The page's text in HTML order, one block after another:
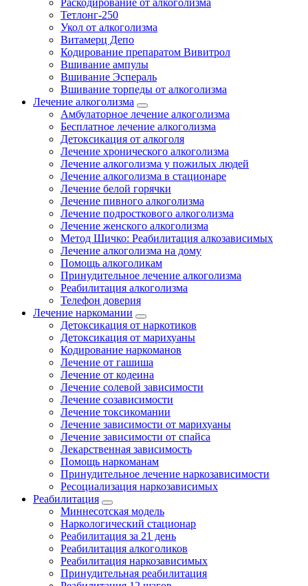
Раскодирование от алкоголизма
Тетлонг-250
Укол от алкоголизма
Витамерц Депо
Кодирование препаратом Вивитрол
Вшивание ампулы
Вшивание Эспераль
Вшивание торпеды от алкоголизма
Лечение алкоголизма
Амбулаторное лечение алкоголизма
Бесплатное лечение алкоголизма
Детоксикация от алкоголя
Лечение хронического алкоголизма
Лечение алкоголизма у пожилых людей
Лечение алкоголизма в стационаре
Лечение белой горячки
Лечение пивного алкоголизма
Лечение подросткового алкоголизма
Лечение женского алкоголизма
Метод Шичко: Реабилитация алкозависимых
Лечение алкоголизма на дому
Помощь алкоголикам
Принудительное лечение алкоголизма
Реабилитация алкоголизма
Телефон доверия
Лечение наркомании
Детоксикация от наркотиков
Детоксикация от марихуаны
Кодирование наркоманов
Лечение от гашиша
Лечение от кодеина
Лечение солевой зависимости
Лечение созависимости
Лечение токсикомании
Лечение зависимости от марихуаны
Лечение зависимости от спайса
Лекарственная зависимость
Помощь наркоманам
Принудительное лечение наркозависимости
Ресоциализация наркозависимых
Реабилитация
Миннесотская модель
Наркологический стационар
Реабилитация за 21 день
Реабилитация алкоголиков
Реабилитация наркозависимых
Принудительная реабилитация